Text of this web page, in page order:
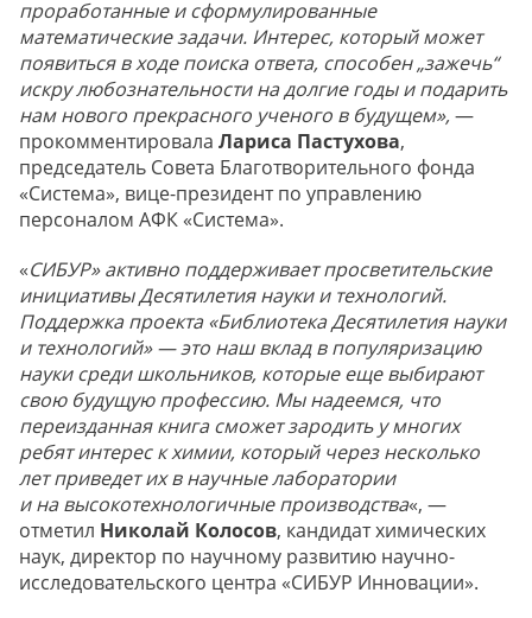
проработанные и сформулированные
математические задачи. Интерес, который может
появиться в ходе поиска ответа, способен „зажечь“
искру любознательности на долгие годы и подарить
нам нового прекрасного ученого в будущем», —
прокомментировала Лариса Пастухова,
председатель Совета Благотворительного фонда
«Система», вице-президент по управлению
персоналом АФК «Система».
«СИБУР» активно поддерживает просветительские
инициативы Десятилетия науки и технологий.
Поддержка проекта «Библиотека Десятилетия науки
и технологий» — это наш вклад в популяризацию
науки среди школьников, которые еще выбирают
свою будущую профессию. Мы надеемся, что
переизданная книга сможет зародить у многих
ребят интерес к химии, который через несколько
лет приведет их в научные лаборатории
и на высокотехнологичные производства«, —
отметил Николай Колосов, кандидат химических
наук, директор по научному развитию научно-
исследовательского центра «СИБУР Инновации».